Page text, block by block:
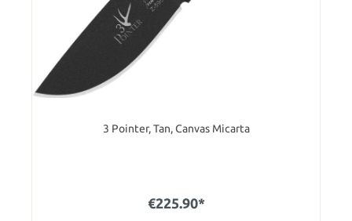
3 Pointer, Tan, Canvas Micarta
€225.90*